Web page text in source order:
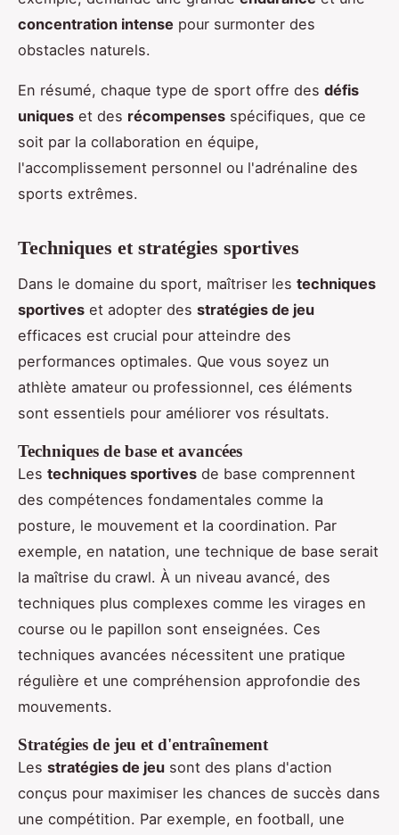
concentration intense pour surmonter des
obstacles naturels.
En résumé, chaque type de sport offre des défis
uniques et des récompenses spécifiques, que ce
soit par la collaboration en équipe,
l'accomplissement personnel ou l'adrénaline des
sports extrêmes.
Techniques et stratégies sportives
Dans le domaine du sport, maîtriser les techniques
sportives et adopter des stratégies de jeu
efficaces est crucial pour atteindre des
performances optimales. Que vous soyez un
athlète amateur ou professionnel, ces éléments
sont essentiels pour améliorer vos résultats.
Techniques de base et avancées
Les techniques sportives de base comprennent
des compétences fondamentales comme la
posture, le mouvement et la coordination. Par
exemple, en natation, une technique de base serait
la maîtrise du crawl. À un niveau avancé, des
techniques plus complexes comme les virages en
course ou le papillon sont enseignées. Ces
techniques avancées nécessitent une pratique
régulière et une compréhension approfondie des
mouvements.
Stratégies de jeu et d'entraînement
Les stratégies de jeu sont des plans d'action
conçus pour maximiser les chances de succès dans
une compétition. Par exemple, en football, une